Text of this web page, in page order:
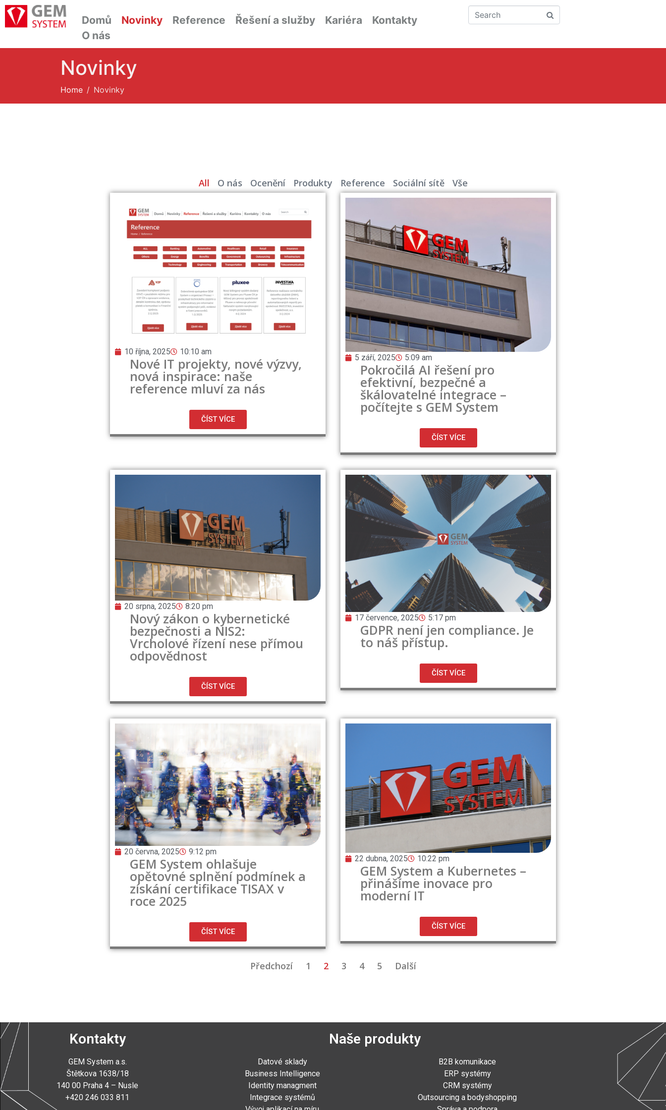
Domů Novinky Reference Řešení a služby Kariéra
Kontakty
O nás
Novinky
Home Novinky
O nás Ocenění Produkty Reference Sociální sítě Vše
All
10 října, 2025 10:10 am
Nové IT projekty, nové výzvy,
nová inspirace: naše
reference mluví za nás
ČÍST VÍCE
5 září, 2025 5:09 am
Pokročilá AI řešení pro
efektivní, bezpečné a
škálovatelné integrace –
počítejte s GEM System
ČÍST VÍCE
20 srpna, 2025 8:20 pm
Nový zákon o kybernetické
bezpečnosti a NIS2:
Vrcholové řízení nese přímou
odpovědnost
ČÍST VÍCE
17 července, 2025 5:17 pm
GDPR není jen compliance. Je
to náš přístup.
ČÍST VÍCE
20 června, 2025 9:12 pm
GEM System ohlašuje
opětovné splnění podmínek a
získání certifikace TISAX v
roce 2025
ČÍST VÍCE
22 dubna, 2025 10:22 pm
GEM System a Kubernetes –
přinášíme inovace pro
moderní IT
ČÍST VÍCE
Předchozí 1 2 3 4 5 Další
Kontakty Naše produkty
GEM System a.s.
Štětkova 1638/18
140 00 Praha 4 – Nusle
+420 246 033 811
Datové sklady
Business Intelligence
Identity managment
Integrace systémů
B2B komunikace
ERP systémy
CRM systémy
Outsourcing a bodyshopping